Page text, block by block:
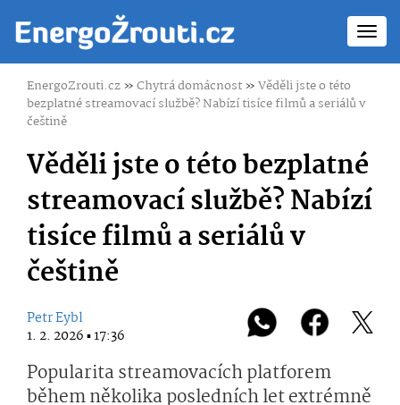
EnergoZrouti.cz»Chytrá domácnost»Věděli jste o této
bezplatné streamovací službě? Nabízí tisíce filmů a seriálů v
češtině
Věděli jste o této bezplatné
streamovací službě? Nabízí
tisíce filmů a seriálů v
češtině
Petr Eybl
1. 2. 2026 ▪ 17:36
Popularita streamovacích platforem
během několika posledních let extrémně